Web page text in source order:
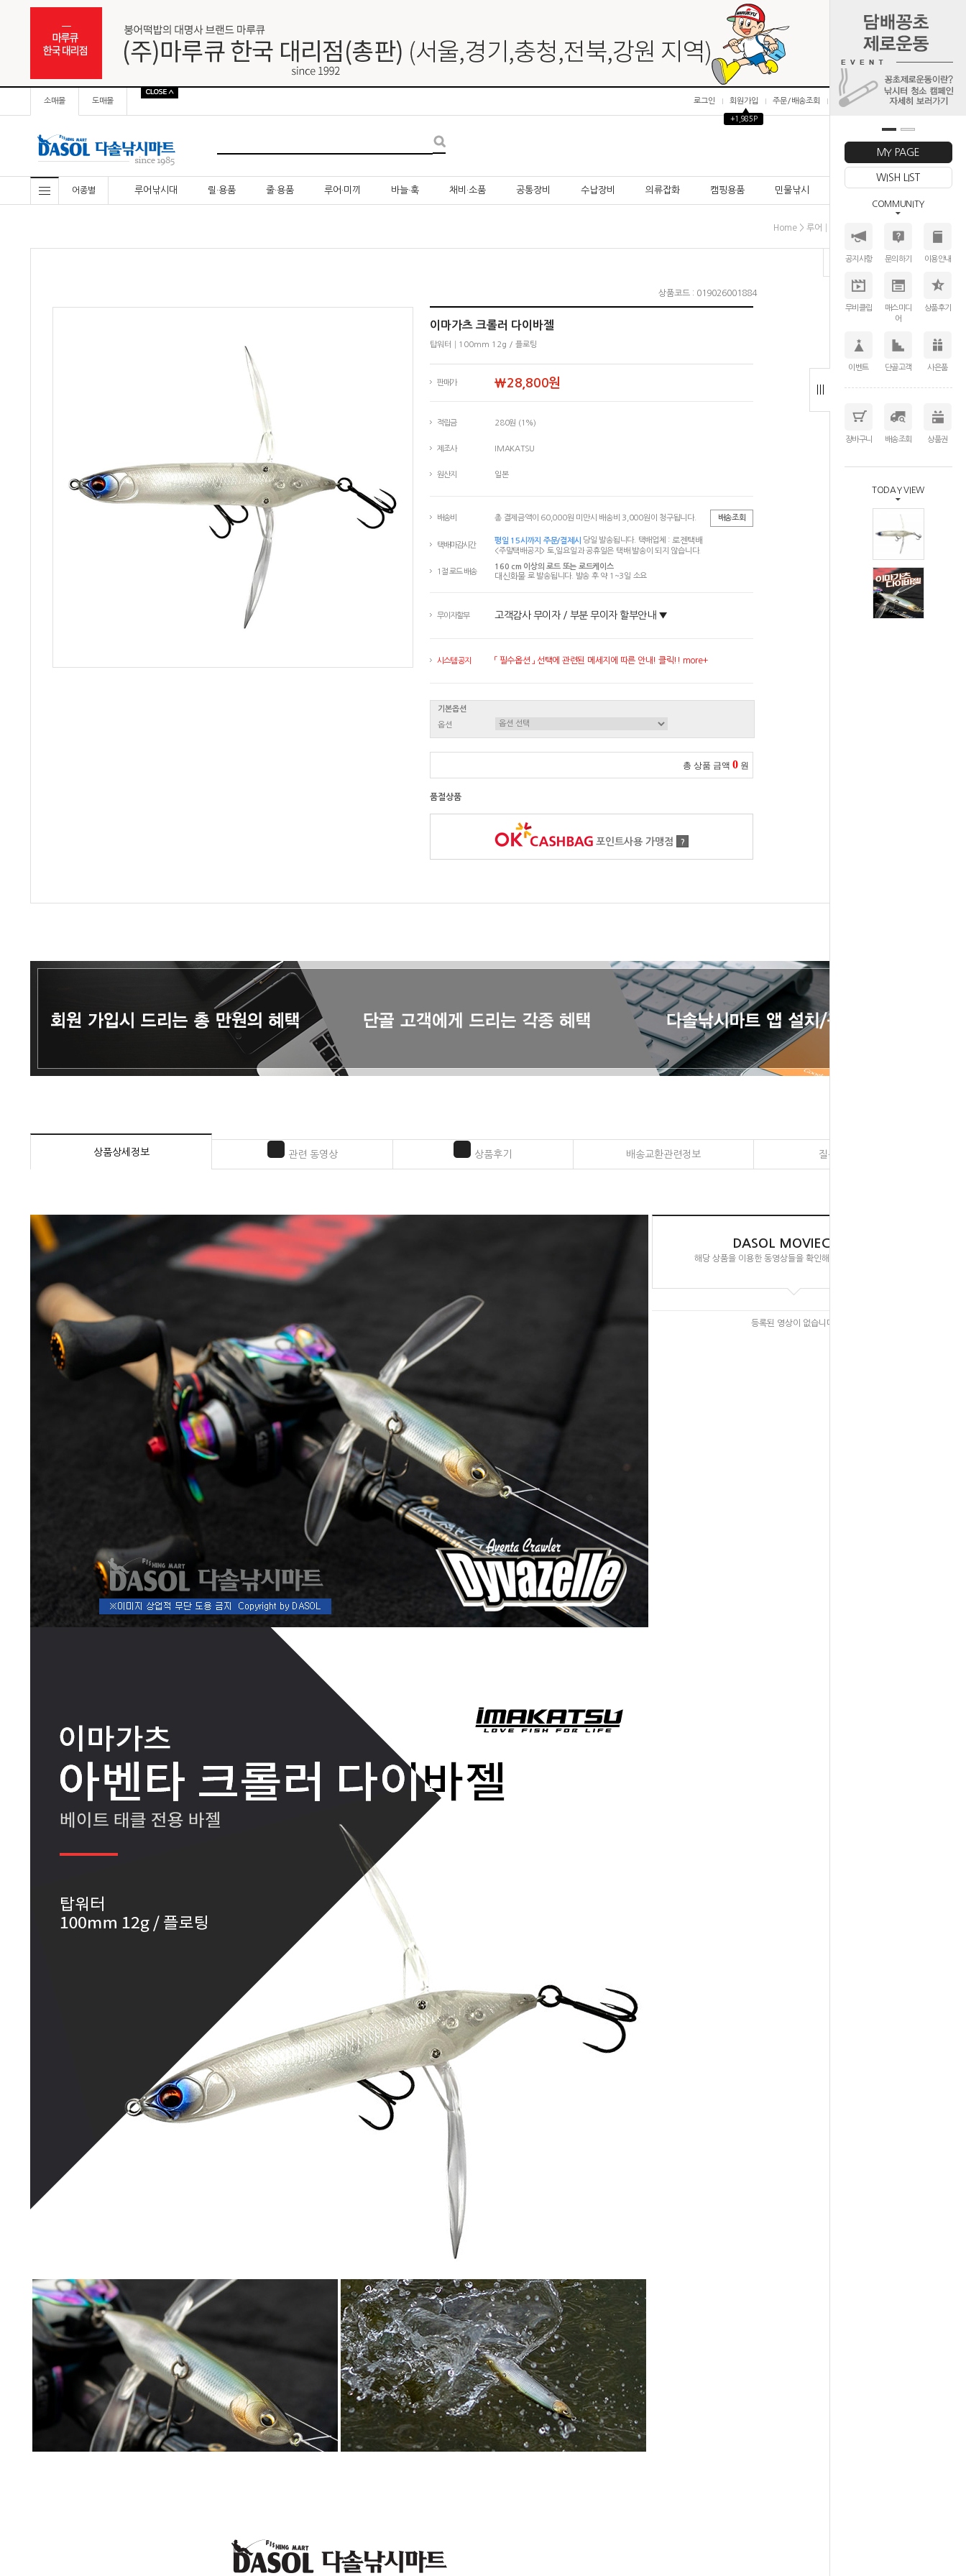
MY PAGE
WISH LIST
COMMUNITY
공지사항 문의하기 이용안내
무비클립
매스미디
어
상품후기
이벤트 단골고객 사은품
장바구니 배송조회 상품권
TODAY VIEW
소매몰 도매몰 로그인 회원가입
▲
+1,985P
주문/배송조회 마이페이지
어종별 루어낚시대 릴·용품 줄·용품 루어·미끼 바늘·훅 채비·소품 공통장비 수납장비 의류잡화 캠핑용품 민물낚시 바다낚시
Home > 루어│미끼
상품코드 : 019026001884
이마가츠 크롤러 다이바젤
탑워터│100mm 12g / 플로팅
판매가 ￦28,800원
적립금 280원 (1%)
제조사 IMAKATSU
원산지 일본
배송비 총 결제금액이 60,000원 미만시 배송비 3,000원이 청구됩니다. 배송조회
택배마감시간
평일 15시까지 주문/결제시 당일 발송됩니다. 택배업체 : 로젠택배
<주말택배공지> 토,일요일과 공휴일은 택배 발송이 되지 않습니다.
1절 로드 배송
160 cm 이상의 로드 또는 로드케이스
대신화물 로 발송됩니다. 발송 후 약 1~3일 소요
무이자할부 고객감사 무이자 / 부분 무이자 할부안내 ▼
시스템 공지 「 필수옵션 」 선택에 관련된 메세지에 따른 안내! 클릭!! more+
기본옵션
옵션
총 상품 금액 0 원
품절상품
포인트사용 가맹점 ?
상품상세정보 관련 동영상 상품후기 배송교환관련정보 질문과 대답
DASOL MOVIECLIPS
해당 상품을 이용한 동영상들을 확인해 보실 수 있습니다.
등록된 영상이 없습니다.